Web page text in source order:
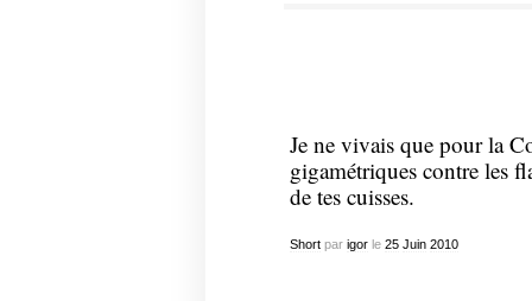
Je ne vivais que pour la
gigamétriques contre les
de tes cuisses.
Shortpar igorle 25 Juin 2010